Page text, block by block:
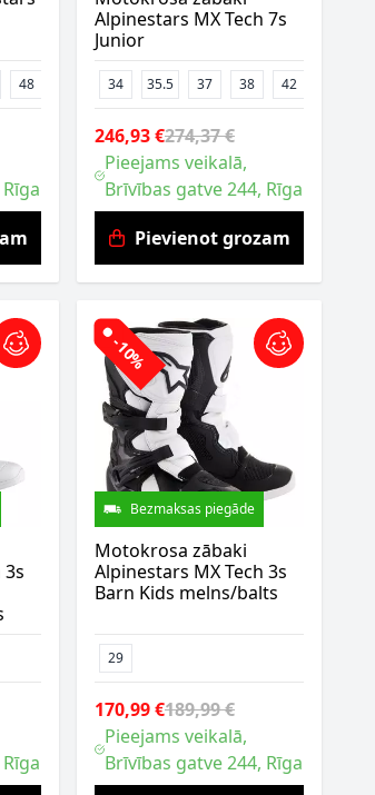
48
Alpinestars MX Tech 7s
Junior
34 35.5 37 38 42
246,93 €274,37 €
Pieejams veikalā,
Brīvības gatve 244, Rīga
Pievienot grozam
-10%
Bezmaksas piegāde
Motokrosa zābaki
Alpinestars MX Tech 3s
Barn Kids melns/balts
29
170,99 €189,99 €
Pieejams veikalā,
Brīvības gatve 244, Rīga